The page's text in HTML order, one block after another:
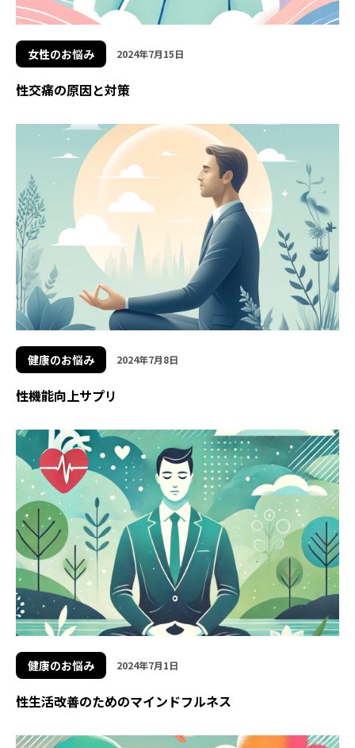
女性のお悩み 2024年7月15日
性交痛の原因と対策
健康のお悩み 2024年7月8日
性機能向上サプリ
健康のお悩み 2024年7月1日
性生活改善のためのマインドフルネス